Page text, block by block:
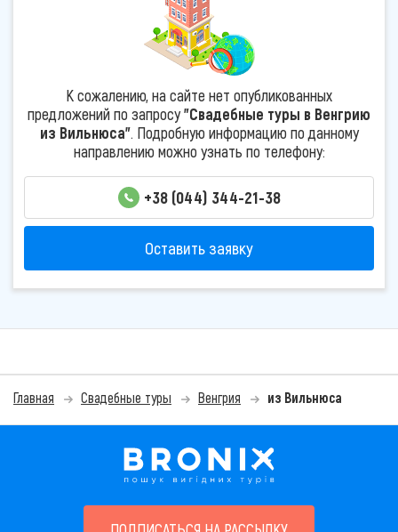
К сожалению, на сайте нет опубликованных
предложений по запросу"Свадебные туры в Венгрию
из Вильнюса". Подробную информацию по данному
направлению можно узнать по телефону:
+38 (044) 344-21-38
Оставить заявку
Главная Свадебные туры Венгрия из Вильнюса